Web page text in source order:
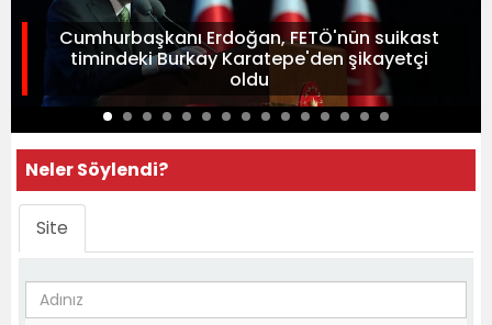
Cumhurbaşkanı Erdoğan, FETÖ'nün suikast
timindeki Burkay Karatepe'den şikayetçi
oldu
Neler Söylendi?
Site